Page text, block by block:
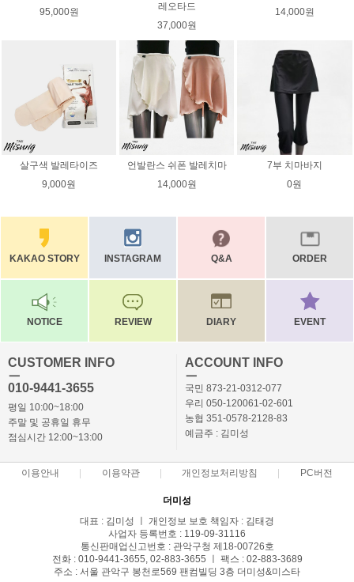
95,000원
레오타드
37,000원
14,000원
살구색 발레타이즈
9,000원
언발란스 쉬폰 발레치마
14,000원
7부 치마바지
0원
KAKAO STORY INSTAGRAM Q&A ORDER
NOTICE REVIEW DIARY EVENT
CUSTOMER INFO
ㅡ
010-9441-3655
평일 10:00~18:00
주말 및 공휴일 휴무
점심시간 12:00~13:00
ACCOUNT INFO
ㅡ
국민 873-21-0312-077
우리 050-120061-02-601
농협 351-0578-2128-83
예금주 : 김미성
이용안내 이용약관 개인정보처리방침 PC버전
더미성
대표 : 김미성 ㅣ 개인정보 보호 책임자 : 김태경
사업자 등록번호 : 119-09-31116
통신판매업신고번호 : 관악구청 제18-00726호
전화 : 010-9441-3655, 02-883-3655 ㅣ 팩스 : 02-883-3689
주소 : 서울 관악구 봉천로569 팬컴빌딩 3층 더미성&미스타